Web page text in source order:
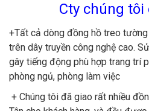
Cty chúng tôi
+Tất cả dòng đồng hồ treo
trên dây truyền công nghệ cao.
gây tiếng động phù hợp trang trí
phòng ngủ, phòng làm việc
+ Chúng tôi đã giao rất nhiều